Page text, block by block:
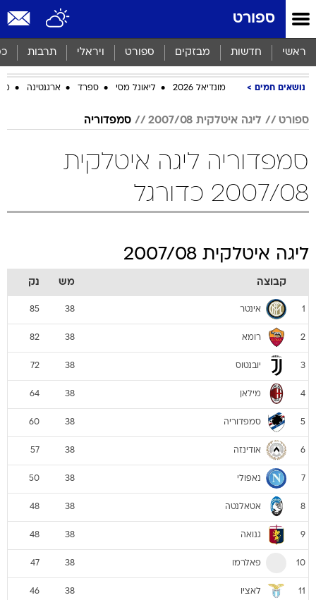
ספורט
ראשי חדשות מבזקים ספורט ויראלי תרבות
נושאים חמים מונדיאל 2026 ליאונל מסי ספרד ארגנטינה
ספורט ליגה איטלקית 2007/08 סמפדוריה
סמפדוריה ליגה איטלקית
2007/08 כדורגל
ליגה איטלקית 2007/08
קבוצה מש נק
1 אינטר 38
85
2 רומא 38
82
3 יובנטוס 38
72
4 מילאן 38
64
5 סמפדוריה 38
60
6 אודינזה 38
57
7 נאפולי 38
50
8 אטאלנטה 38
48
9 גנואה 38
48
10 פאלרמו 38
47
11 לאציו 38
46